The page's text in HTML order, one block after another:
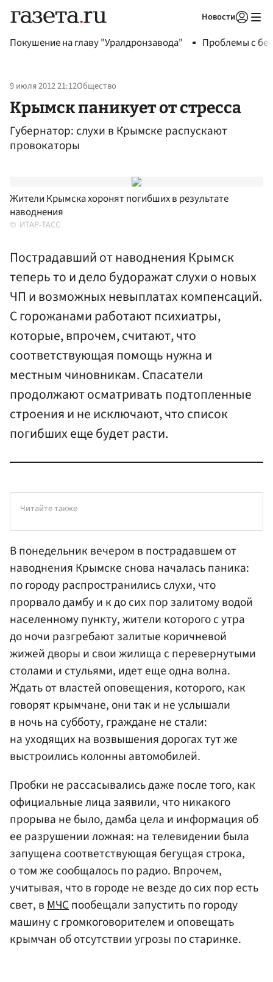
Новости
Покушение на главу "Уралдронзавода" Проблемы с
9 июля 2012 21:12Общество
Крымск паникует от стресса
Губернатор: слухи в Крымске распускают
провокаторы
Жители Крымска хоронят погибших в результате
наводнения
ИТАР-ТАСС
Пострадавший от наводнения Крымск
теперь то и дело будоражат слухи о новых
ЧП и возможных невыплатах компенсаций.
С горожанами работают психиатры,
которые, впрочем, считают, что
соответствующая помощь нужна и
местным чиновникам. Спасатели
продолжают осматривать подтопленные
строения и не исключают, что список
погибших еще будет расти.
Читайте также
В понедельник вечером в пострадавшем от
наводнения Крымске снова началась паника:
по городу распространились слухи, что
прорвало дамбу и к до сих пор залитому водой
населенному пункту, жители которого с утра
до ночи разгребают залитые коричневой
жижей дворы и свои жилища с перевернутыми
столами и стульями, идет еще одна волна.
Ждать от властей оповещения, которого, как
говорят крымчане, они так и не услышали
в ночь на субботу, граждане не стали:
на уходящих на возвышения дорогах тут же
выстроились колонны автомобилей.
Пробки не рассасывались даже после того, как
официальные лица заявили, что никакого
прорыва не было, дамба цела и информация об
ее разрушении ложная: на телевидении была
запущена соответствующая бегущая строка,
о том же сообщалось по радио. Впрочем,
учитывая, что в городе не везде до сих пор есть
свет, вМЧСпообещали запустить по городу
машину с громкоговорителем и оповещать
крымчан об отсутствии угрозы по старинке.